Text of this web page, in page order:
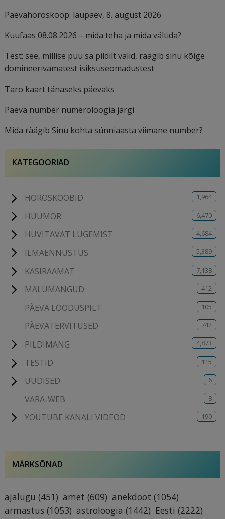
Päevahoroskoop: laupäev, 8. august 2026
Kuufaas 08.08.2026 – mida teha ja mida vältida?
Test: see, millise puu sa pildilt valid, räägib sinu kõige
domineerivamatest isiksuseomadustest
Taro kaart tänaseks päevaks
Päeva number numeroloogia järgi
Mida räägib Sinu kohta sünniaasta viimane number?
KATEGOORIAD
HOROSKOOBID 1,964
HUUMOR 6,470
HUVITAVAT LUGEMIST 4,684
ILMAENNUSTUS 5,389
KÄSIRAAMAT 7,138
MÄLUMÄNGUD 412
PÄEVA LOODUSPILT 105
PÄEVATERVITUSED 742
PILDIMÄNG 4,873
TESTID 115
UUDISED 6
VARA-WEB 8
YOUTUBE KANALI VIDEOD 190
MÄRKSÕNAD
ajalugu (451) amet (609) anekdoot (1054)
armastus (1053) astroloogia (1442) Eesti (2222)